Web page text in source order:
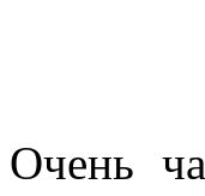
Очень